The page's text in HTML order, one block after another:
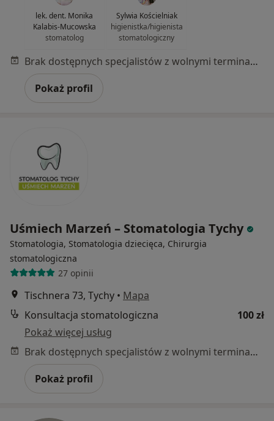
lek. dent. Monika
Kalabis-Mucowska
stomatolog
Sylwia Kościelniak
higienistka/higienista
stomatologiczny
Brak dostępnych specjalistów z wolnymi terminami w tym centrum medycznym.
Pokaż profil
Uśmiech Marzeń – Stomatologia Tychy
Stomatologia, Stomatologia dziecięca, Chirurgia
stomatologiczna
27 opinii
Tischnera 73, Tychy • Mapa
Konsultacja stomatologiczna
100 zł
Pokaż więcej usług
Brak dostępnych specjalistów z wolnymi terminami w tym centrum medycznym.
Pokaż profil